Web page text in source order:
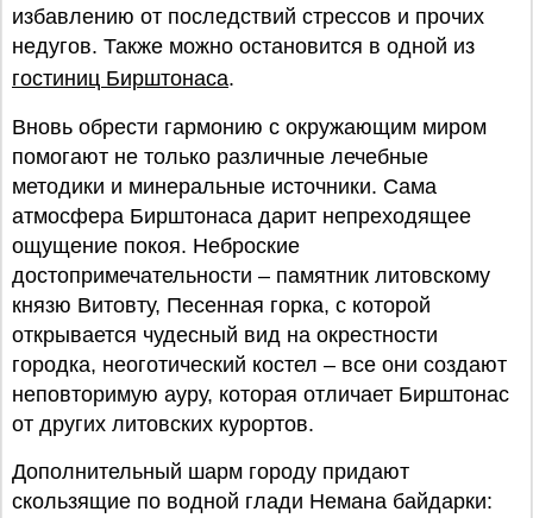
избавлению от последствий стрессов и прочих
недугов. Также можно остановится в одной из
гостиниц Бирштонаса.
Вновь обрести гармонию с окружающим миром
помогают не только различные лечебные
методики и минеральные источники. Сама
атмосфера Бирштонаса дарит непреходящее
ощущение покоя. Неброские
достопримечательности – памятник литовскому
князю Витовту, Песенная горка, с которой
открывается чудесный вид на окрестности
городка, неоготический костел – все они создают
неповторимую ауру, которая отличает Бирштонас
от других литовских курортов.
Дополнительный шарм городу придают
скользящие по водной глади Немана байдарки: